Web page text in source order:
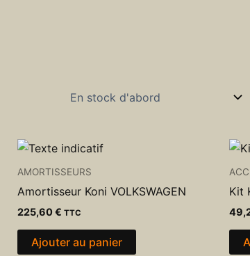
AMORTISSEURS
Amortisseur Koni VOLKSWAGEN
225,60€ TTC
Ajouter au panier
Kit